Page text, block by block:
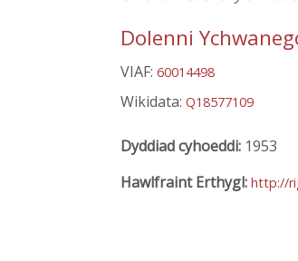
Dolenni
VIAF: 60014498
Wikidata: Q18577109
Dyddiad cyhoeddi: 1953
Hawlfraint Erthygl: http://